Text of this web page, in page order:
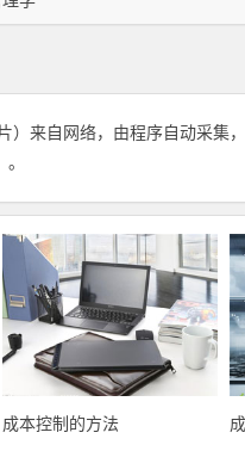
）来自网络，由程序自动采集
成本控制的方法